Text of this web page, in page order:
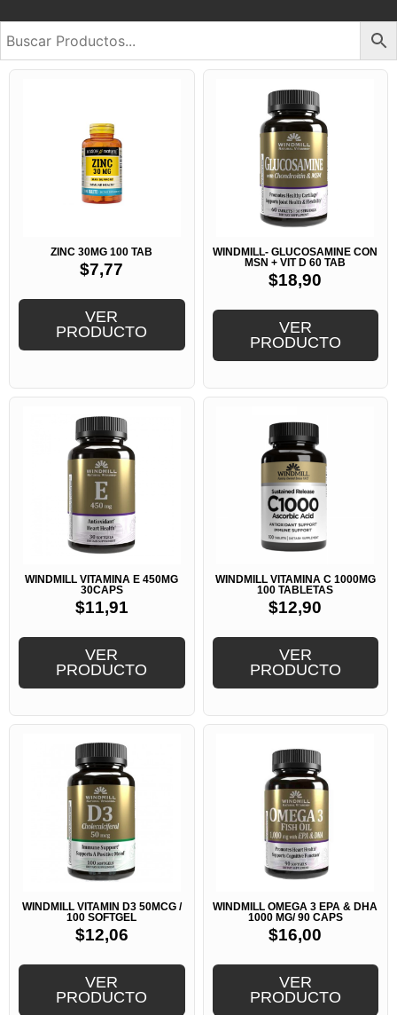
ZINC 30MG 100 TAB
$7,77
VER
PRODUCTO
WINDMILL- GLUCOSAMINE CON
MSN + VIT D 60 TAB
$18,90
VER
PRODUCTO
WINDMILL VITAMINA E 450MG
30CAPS
$11,91
VER
PRODUCTO
WINDMILL VITAMINA C 1000MG
100 TABLETAS
$12,90
VER
PRODUCTO
WINDMILL VITAMIN D3 50MCG /
100 SOFTGEL
$12,06
VER
PRODUCTO
WINDMILL OMEGA 3 EPA & DHA
1000 MG/ 90 CAPS
$16,00
VER
PRODUCTO